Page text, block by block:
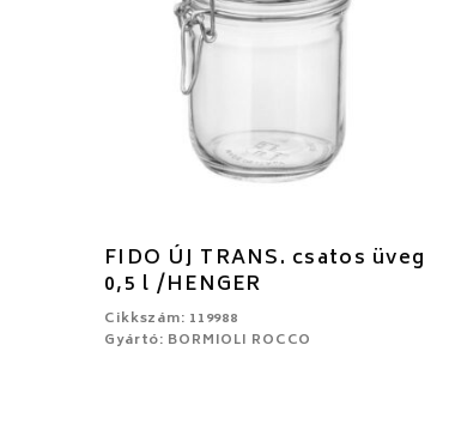
FIDO ÚJ TRANS. csatos üveg
0,5 l /HENGER
Cikkszám: 119988
Gyártó: BORMIOLI ROCCO